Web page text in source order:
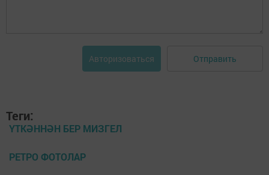
Авторизоваться Отправить
Теги:
ҮТКӘННӘН БЕР МИЗГЕЛ
РЕТРО ФОТОЛАР